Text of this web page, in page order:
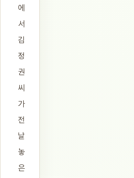
에
서
김
정
권
씨
가
전
날
놓
은